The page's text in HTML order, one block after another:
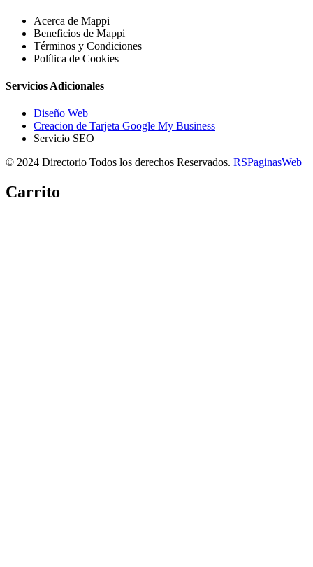
Acerca de Mappi
Beneficios de Mappi
Términos y Condiciones
Política de Cookies
Servicios Adicionales
Diseño Web
Creacion de Tarjeta Google My Business
Servicio SEO
© 2024 Directorio Todos los derechos Reservados. RSPaginasWeb
Carrito